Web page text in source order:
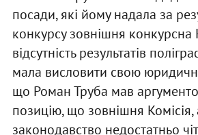
посади, які йому надала за
конкурсу зовнішня конкурсна
відсутність результатів
мала висловити свою
що Роман Труба мав
позицію, що зовнішня
законодавство недостатньо